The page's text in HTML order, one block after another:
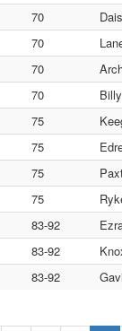
70
70
70
70
75
75
75
75
83-92
83-92
83-92